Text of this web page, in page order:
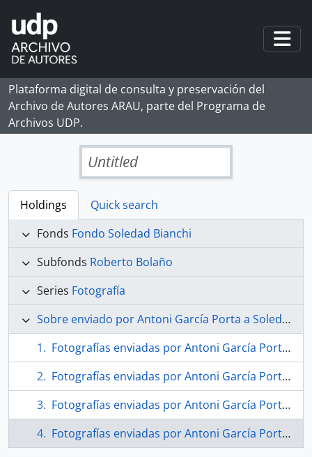
Skip to main content
Plataforma digital de consulta y preservación del
Archivo de Autores ARAU, parte del Programa de
Archivos UDP.
Untitled
Holdings
Quick search
Fonds Fondo Soledad Bianchi
Subfonds Roberto Bolaño
Series Fotografía
Sobre enviado por Antoni García Porta a Soledad Bianchi
Fotografías enviadas por Antoni García Porta a Soledad Bianchi
Fotografías enviadas por Antoni García Porta a Soledad Bianchi
Fotografías enviadas por Antoni García Porta a Soledad Bianchi
Fotografías enviadas por Antoni García Porta a Soledad Bianchi